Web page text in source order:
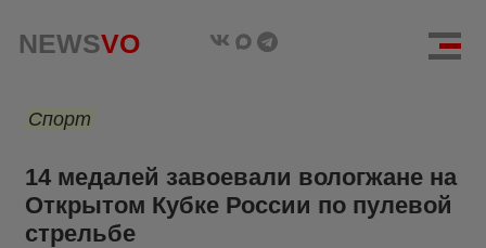
NEWSVO
Спорт
14 медалей завоевали вологжане на
Открытом Кубке России по пулевой
стрельбе